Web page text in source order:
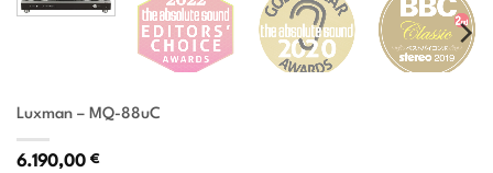
Luxman – MQ-88uC
6.190,00 €